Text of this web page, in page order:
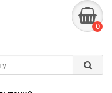
0